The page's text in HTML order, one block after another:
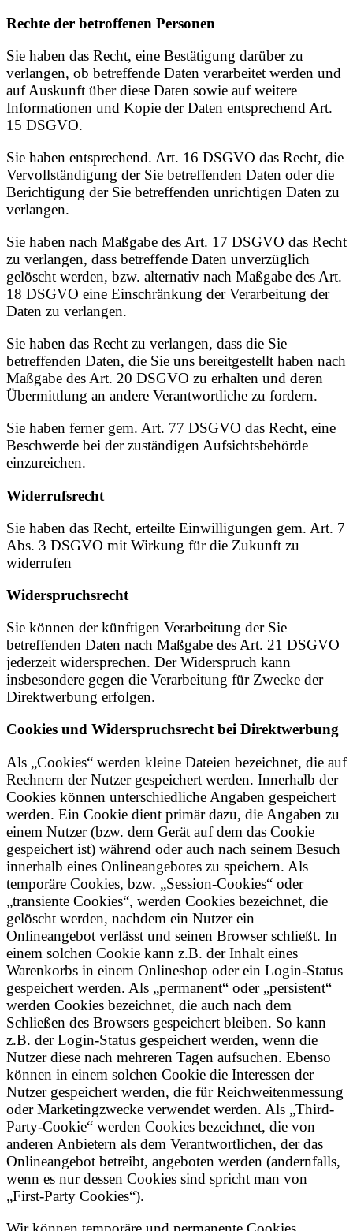
Rechte der betroffenen Personen
Sie haben das Recht, eine Bestätigung darüber zu
verlangen, ob betreffende Daten verarbeitet werden und
auf Auskunft über diese Daten sowie auf weitere
Informationen und Kopie der Daten entsprechend Art.
15 DSGVO.
Sie haben entsprechend. Art. 16 DSGVO das Recht, die
Vervollständigung der Sie betreffenden Daten oder die
Berichtigung der Sie betreffenden unrichtigen Daten zu
verlangen.
Sie haben nach Maßgabe des Art. 17 DSGVO das Recht
zu verlangen, dass betreffende Daten unverzüglich
gelöscht werden, bzw. alternativ nach Maßgabe des Art.
18 DSGVO eine Einschränkung der Verarbeitung der
Daten zu verlangen.
Sie haben das Recht zu verlangen, dass die Sie
betreffenden Daten, die Sie uns bereitgestellt haben nach
Maßgabe des Art. 20 DSGVO zu erhalten und deren
Übermittlung an andere Verantwortliche zu fordern.
Sie haben ferner gem. Art. 77 DSGVO das Recht, eine
Beschwerde bei der zuständigen Aufsichtsbehörde
einzureichen.
Widerrufsrecht
Sie haben das Recht, erteilte Einwilligungen gem. Art. 7
Abs. 3 DSGVO mit Wirkung für die Zukunft zu
widerrufen
Widerspruchsrecht
Sie können der künftigen Verarbeitung der Sie
betreffenden Daten nach Maßgabe des Art. 21 DSGVO
jederzeit widersprechen. Der Widerspruch kann
insbesondere gegen die Verarbeitung für Zwecke der
Direktwerbung erfolgen.
Cookies und Widerspruchsrecht bei Direktwerbung
Als „Cookies“ werden kleine Dateien bezeichnet, die auf
Rechnern der Nutzer gespeichert werden. Innerhalb der
Cookies können unterschiedliche Angaben gespeichert
werden. Ein Cookie dient primär dazu, die Angaben zu
einem Nutzer (bzw. dem Gerät auf dem das Cookie
gespeichert ist) während oder auch nach seinem Besuch
innerhalb eines Onlineangebotes zu speichern. Als
temporäre Cookies, bzw. „Session-Cookies“ oder
„transiente Cookies“, werden Cookies bezeichnet, die
gelöscht werden, nachdem ein Nutzer ein
Onlineangebot verlässt und seinen Browser schließt. In
einem solchen Cookie kann z.B. der Inhalt eines
Warenkorbs in einem Onlineshop oder ein Login-Status
gespeichert werden. Als „permanent“ oder „persistent“
werden Cookies bezeichnet, die auch nach dem
Schließen des Browsers gespeichert bleiben. So kann
z.B. der Login-Status gespeichert werden, wenn die
Nutzer diese nach mehreren Tagen aufsuchen. Ebenso
können in einem solchen Cookie die Interessen der
Nutzer gespeichert werden, die für Reichweitenmessung
oder Marketingzwecke verwendet werden. Als „Third-
Party-Cookie“ werden Cookies bezeichnet, die von
anderen Anbietern als dem Verantwortlichen, der das
Onlineangebot betreibt, angeboten werden (andernfalls,
wenn es nur dessen Cookies sind spricht man von
„First-Party Cookies“).